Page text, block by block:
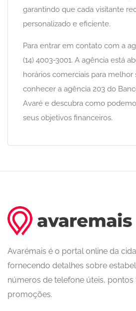
garantindo que cada visitante
personalizado e eficiente.
Para entrar em contato com a
(14) 4003-3001. A agência está
horários comerciais para melhor
conhecer a agência 203 do
Avaré e descubra como
seus objetivos financeiros.
Avarémais é o portal online da
fornecendo detalhes sobre
números de telefone úteis, pontos
promoções.